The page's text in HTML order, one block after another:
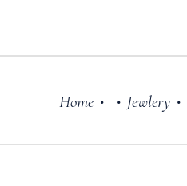
Home • • Jewlery •